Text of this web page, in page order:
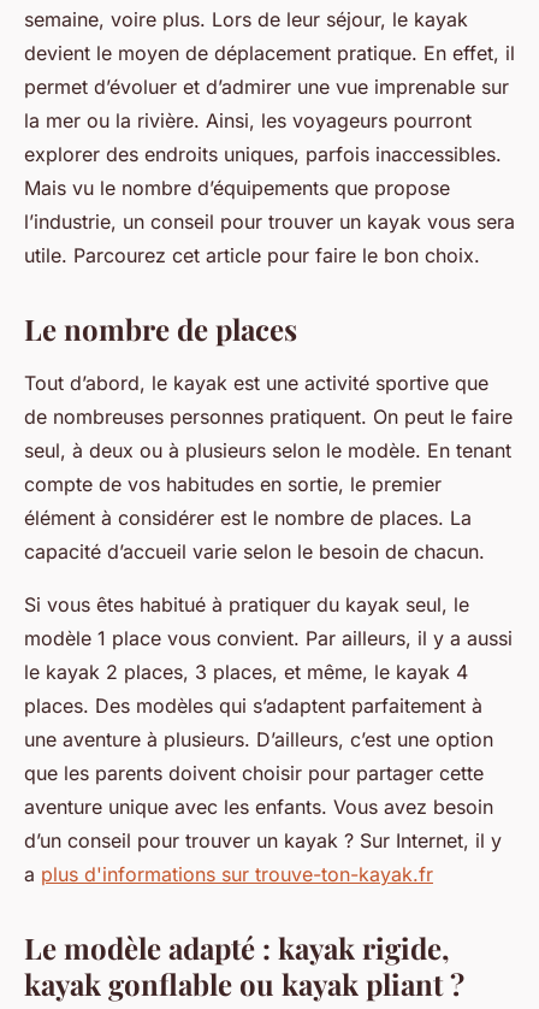
semaine, voire plus. Lors de leur séjour, le kayak
devient le moyen de déplacement pratique. En effet, il
permet d’évoluer et d’admirer une vue imprenable sur
la mer ou la rivière. Ainsi, les voyageurs pourront
explorer des endroits uniques, parfois inaccessibles.
Mais vu le nombre d’équipements que propose
l’industrie, un conseil pour trouver un kayak vous sera
utile. Parcourez cet article pour faire le bon choix.
Le nombre de places
Tout d’abord, le kayak est une activité sportive que
de nombreuses personnes pratiquent. On peut le faire
seul, à deux ou à plusieurs selon le modèle. En tenant
compte de vos habitudes en sortie, le premier
élément à considérer est le nombre de places. La
capacité d’accueil varie selon le besoin de chacun.
Si vous êtes habitué à pratiquer du kayak seul, le
modèle 1 place vous convient. Par ailleurs, il y a aussi
le kayak 2 places, 3 places, et même, le kayak 4
places. Des modèles qui s’adaptent parfaitement à
une aventure à plusieurs. D’ailleurs, c’est une option
que les parents doivent choisir pour partager cette
aventure unique avec les enfants. Vous avez besoin
d’un conseil pour trouver un kayak ? Sur Internet, il y
a plus d'informations sur trouve-ton-kayak.fr
Le modèle adapté : kayak rigide,
kayak gonflable ou kayak pliant ?